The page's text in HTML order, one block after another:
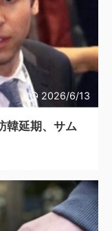
2026/6/13
韓延期、サム